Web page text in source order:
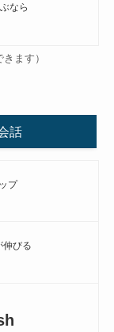
なら
ます）
話
プ
伸びる